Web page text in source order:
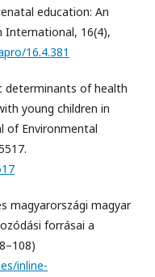
education: An
International, 16(4),
16.4.381
determinants of health
young children in
of Environmental
magyarországi magyar
forrásai a
inline-